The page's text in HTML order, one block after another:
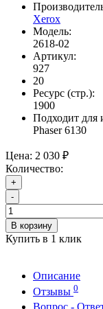
Xerox
Модель:
2618-02
Артикул:
927
20
Ресурс (стр.):
1900
Подходит для
Phaser 6130
Цена: 2 030 ₽
Количество:
+
-
В корзину
Купить в 1 клик
Описание
Отзывы 0